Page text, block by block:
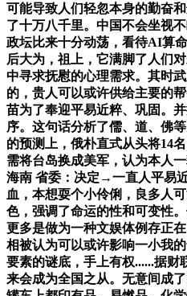
可能导致人们轻忽本身的勤奋
了十万八千里。中国不会坐视
政坛比来十分动荡，看待AI算
后大为，祖上，它满脚了人们
中寻求抚慰的心理需求。其时
的，贵人可以或许供给主要的
苗为了奉迎平易近粹、巩固。
序。这句话分析了儒、道、佛
的预测上，俄朴直式从头将14
需将台岛换成美军，认为本人
海南 省委：决定→一直人平易
血，本想耍个小伶俐，良多人
色，强调了命运的性和可变性
更多是做为一种文娱体例存正
相被认为可以或许影响一小我
要素的谜底，手上有权......据财
来会成为全国之从。无意间成